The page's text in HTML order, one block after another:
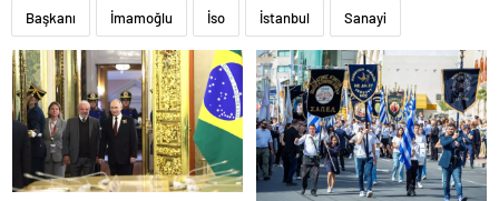
Başkanı İmamoğlu İso İstanbul Sanayi